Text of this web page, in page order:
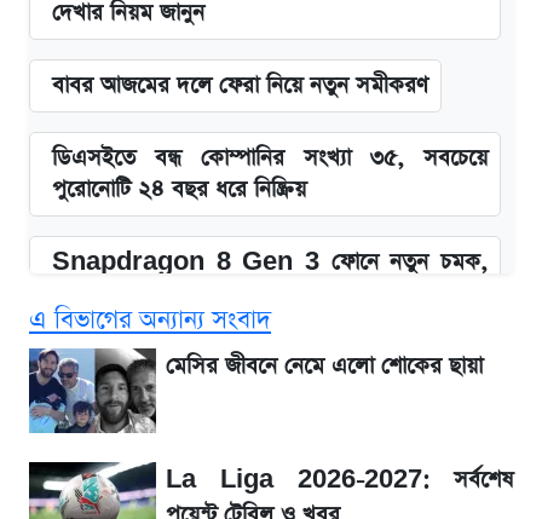
দেখার নিয়ম জানুন
বাবর আজমের দলে ফেরা নিয়ে নতুন সমীকরণ
ডিএসইতে বন্ধ কোম্পানির সংখ্যা ৩৫, সবচেয়ে
পুরোনোটি ২৪ বছর ধরে নিষ্ক্রিয়
Snapdragon 8 Gen 3 ফোনে নতুন চমক,
SSC Result 2026: যে ৩ উপায়ে জানা যাবে
ফল
১৮০ দিনের মূল্যায়ন শেষে মন্ত্রিসভায় পরিবর্তন
এ বিভাগের অন্যান্য সংবাদ
মেসির জীবনে নেমে এলো শোকের ছায়া
La Liga 2026-2027: সর্বশেষ